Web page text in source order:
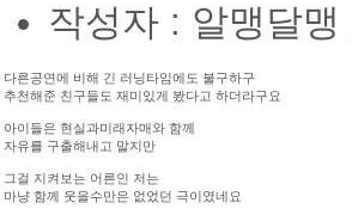
작성자 : 알맹달맹
다른공연에 비해 긴 러닝타임에도 불구하구
추천해준 친구들도 재미있게 봤다고 하더라구요
아이들은 현실과미래자매와 함께
자유를 구출해내고 말지만
그걸 지켜보는 어른인 저는
마냥 함께 웃을수만은 없었던 극이였네요